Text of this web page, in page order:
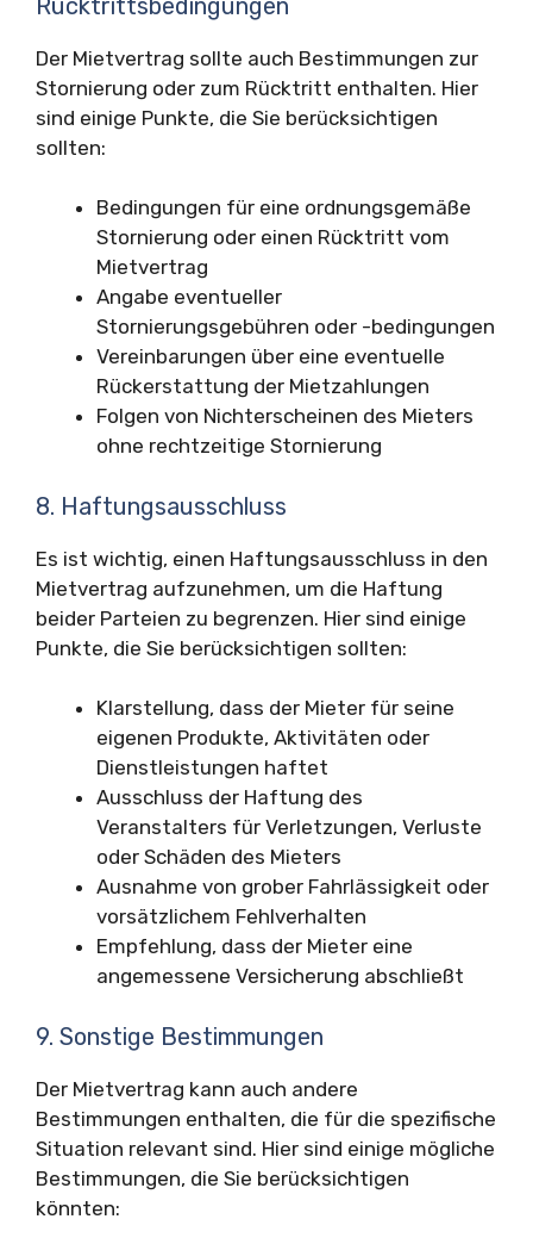
Der Mietvertrag sollte auch Bestimmungen zur
Stornierung oder zum Rücktritt enthalten. Hier
sind einige Punkte, die Sie berücksichtigen
sollten:
Bedingungen für eine ordnungsgemäße
Stornierung oder einen Rücktritt vom
Mietvertrag
Angabe eventueller
Stornierungsgebühren oder -bedingungen
Vereinbarungen über eine eventuelle
Rückerstattung der Mietzahlungen
Folgen von Nichterscheinen des Mieters
ohne rechtzeitige Stornierung
8. Haftungsausschluss
Es ist wichtig, einen Haftungsausschluss in den
Mietvertrag aufzunehmen, um die Haftung
beider Parteien zu begrenzen. Hier sind einige
Punkte, die Sie berücksichtigen sollten:
Klarstellung, dass der Mieter für seine
eigenen Produkte, Aktivitäten oder
Dienstleistungen haftet
Ausschluss der Haftung des
Veranstalters für Verletzungen, Verluste
oder Schäden des Mieters
Ausnahme von grober Fahrlässigkeit oder
vorsätzlichem Fehlverhalten
Empfehlung, dass der Mieter eine
angemessene Versicherung abschließt
9. Sonstige Bestimmungen
Der Mietvertrag kann auch andere
Bestimmungen enthalten, die für die spezifische
Situation relevant sind. Hier sind einige mögliche
Bestimmungen, die Sie berücksichtigen
könnten: